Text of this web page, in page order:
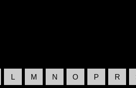
L M N O P R